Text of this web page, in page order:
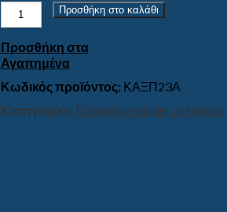
Άγιος
Παΐσιος
ποσότητα
Προσθήκη στο καλάθι
Προσθήκη στα
Αγαπημένα
Κωδικός προϊόντος: ΚΑΞΠ23Α
Κατηγορίες: Προσκυνηταράκι με εικόνα,